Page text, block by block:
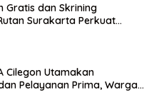
Gratis dan Skrining
Surakarta Perkuat
Cilegon Utamakan
Pelayanan Prima, Warga